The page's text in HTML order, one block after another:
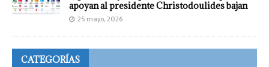
apoyan al presidente Christodoulides bajan
25 mayo, 2026
CATEGORÍAS